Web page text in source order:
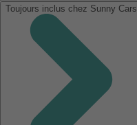
Toujours inclus chez Sunny Cars